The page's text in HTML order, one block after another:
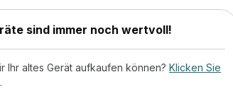
sind immer noch wertvoll!
Ihr altes Gerät aufkaufen können? Klicken Sie
.